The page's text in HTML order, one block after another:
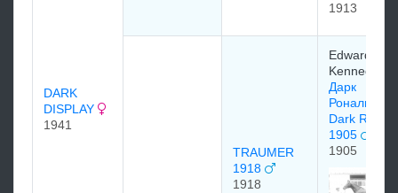
DARK
DISPLAY
1941
1913
TRAUMER
1918
1918
Edward
Kennedy
Дарк
Рональд
Dark Ronald
1905
1905